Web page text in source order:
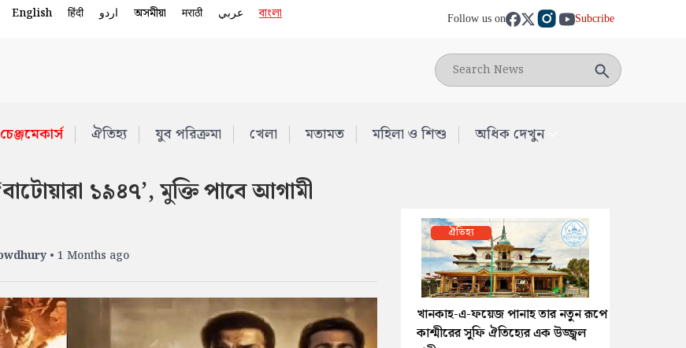
English हिंदी اردو অসমীয়া मराठी عربي বাংলা Follow us on Subcribe
ঐতিহ্য যুব পরিক্রমা খেলা মতামত মহিলা ও শিশু অধিক দেখুন
১৯৪৭’, মুক্তি পাবে আগামী
• 1 Months ago
ঐতিহ্য
খানকাহ-এ-ফয়েজ পানাহ তার নতুন রূপে
কাশ্মীরের সুফি ঐতিহ্যের এক উজ্জ্বল